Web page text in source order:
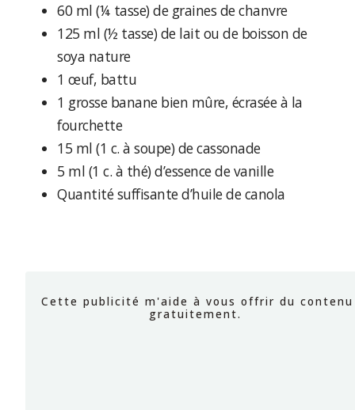
60 ml (¼ tasse) de graines de chanvre
125 ml (½ tasse) de lait ou de boisson de
soya nature
1 œuf, battu
1 grosse banane bien mûre, écrasée à la
fourchette
15 ml (1 c. à soupe) de cassonade
5 ml (1 c. à thé) d’essence de vanille
Quantité suffisante d’huile de canola